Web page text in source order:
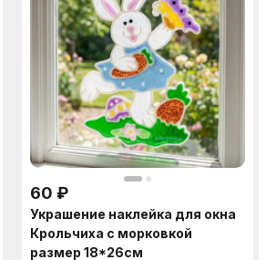
60 ₽
Украшение наклейка для окна
Крольчиха с морковкой
размер 18*26см